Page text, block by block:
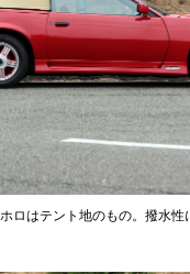
ロはテント地のもの。撥水性